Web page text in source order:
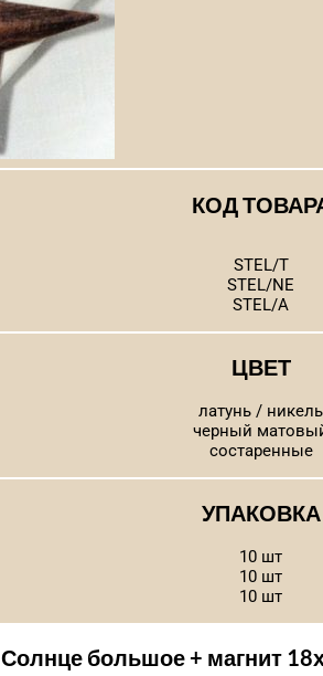
КОД
STEL/T
STEL/NE
STEL/A
ЦВЕТ
латунь / никель
черный
состаренные
УПАКОВКА
10 шт
10 шт
10 шт
Солнце большое + магнит